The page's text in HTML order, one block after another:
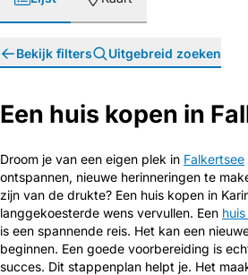
Bekijk filters Uitgebreid zoeken
Een huis kopen in
Droom je van een eigen plek in Falkertsee
ontspannen, nieuwe herinneringen te
zijn van de drukte? Een huis kopen in
langgekoesterde wens vervullen. Een
is een spannende reis. Het kan een
beginnen. Een goede voorbereiding is
succes. Dit stappenplan helpt je. Het